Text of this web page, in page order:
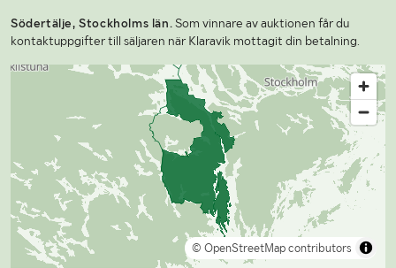
Södertälje, Stockholms län.Som vinnare av auktionen får du
kontaktuppgifter till säljaren när Klaravik mottagit din betalning.
© OpenStreetMap contributors